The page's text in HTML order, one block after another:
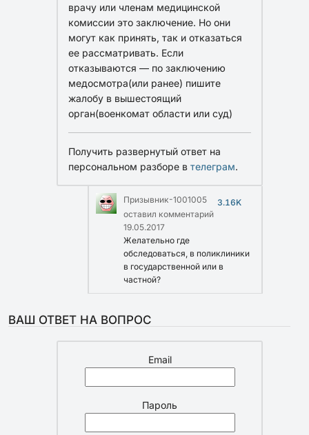
врачу или членам медицинской
комиссии это заключение. Но они
могут как принять, так и отказаться
ее рассматривать. Если
отказываются — по заключению
медосмотра(или ранее) пишите
жалобу в вышестоящий
орган(военкомат области или суд)
Получить развернутый ответ на
персональном разборе в телеграм.
Призывник-1001005
3.16K
оставил комментарий
19.05.2017
Желательно где
обследоваться, в поликлиники
в государственной или в
частной?
ВАШ ОТВЕТ НА ВОПРОС
Email
Пароль